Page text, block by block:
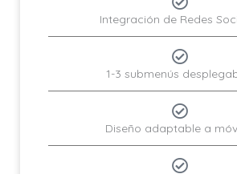
Integración de Redes
1-3 submenús
Diseño adaptable a